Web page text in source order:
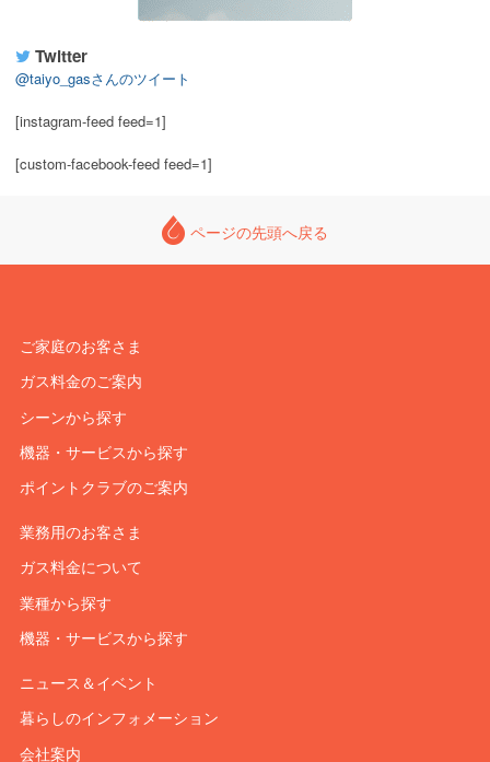
Twitter
@taiyo_gasさんのツイート
[instagram-feed feed=1]
[custom-facebook-feed feed=1]
ページの先頭へ戻る
ご家庭のお客さま
ガス料金のご案内
シーンから探す
機器・サービスから探す
ポイントクラブのご案内
業務用のお客さま
ガス料金について
業種から探す
機器・サービスから探す
ニュース＆イベント
暮らしのインフォメーション
会社案内